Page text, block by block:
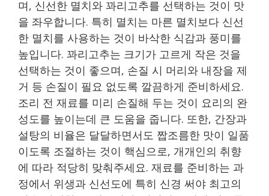
며, 신선한 멸치와 꽈리고추를 선택하는 것이 맛
을 좌우합니다. 특히 멸치는 마른 멸치보다 신선
한 멸치를 사용하는 것이 바삭한 식감과 풍미를
높입니다. 꽈리고추는 크기가 고르게 작은 것을
선택하는 것이 좋으며, 손질 시 머리와 내장을 제
거 등 손질이 필요 없도록 깔끔하게 준비하세요.
조리 전 재료를 미리 손질해 두는 것이 요리의 완
성도를 높이는데 큰 도움을 줍니다. 또한, 간장과
설탕의 비율은 달달하면서도 짭조름한 맛이 일품
이도록 조절하는 것이 핵심으로, 개개인의 취향
에 따라 적당히 맞춰주세요. 재료를 준비하는 과
정에서 위생과 신선도에 특히 신경 써야 최고의